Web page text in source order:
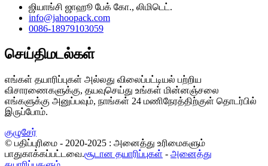
ஜியாங்சி ஜாஹூ பேக் கோ., லிமிடெட்.
info@jahoopack.com
0086-18979103059
செய்திமடல்கள்
எங்கள் தயாரிப்புகள் அல்லது விலைப்பட்டியல் பற்றிய
விசாரணைகளுக்கு, தயவுசெய்து உங்கள் மின்னஞ்சலை
எங்களுக்கு அனுப்பவும், நாங்கள் 24 மணிநேரத்திற்குள் தொடர்பில்
இருப்போம்.
குழுசேர்
© பதிப்புரிமை - 2020-2025 : அனைத்து உரிமைகளும்
பாதுகாக்கப்பட்டவை.சூடான தயாரிப்புகள் - அனைத்து